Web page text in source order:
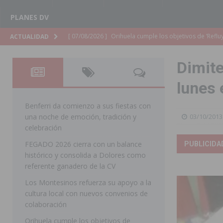
PLANES DV
ACTUALIDAD [ 07/08/2026 ] Orihuela organiza un concierto
[ 07/08/2026 ]
El Ayuntamiento de Almoradí mejora
ALMORADÍ
[ 07/08/2026 ] Educación destina 1,2 millones
[ 07/08/2026 ] La Policía Nacional desarticula un
[ 07/08/2026 ] Torrevieja impulsa el empleo con la
TORREVIEJA
Raiguero de Bonanza alerta del
lunes
03/10/2013
Benferri da comienzo a sus fiestas con
una noche de emoción, tradición y
celebración
FEGADO 2026 cierra con un balance
histórico y consolida a Dolores como
referente ganadero de la CV
Los Montesinos refuerza su apoyo a la
cultura local con nuevos convenios de
colaboración
Orihuela cumple los objetivos de